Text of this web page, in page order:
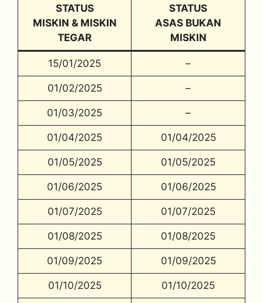
STATUS
MISKIN & MISKIN
TEGAR
STATUS
ASAS BUKAN
MISKIN
15/01/2025 –
01/02/2025 –
01/03/2025 –
01/04/2025 01/04/2025
01/05/2025 01/05/2025
01/06/2025 01/06/2025
01/07/2025 01/07/2025
01/08/2025 01/08/2025
01/09/2025 01/09/2025
01/10/2025 01/10/2025